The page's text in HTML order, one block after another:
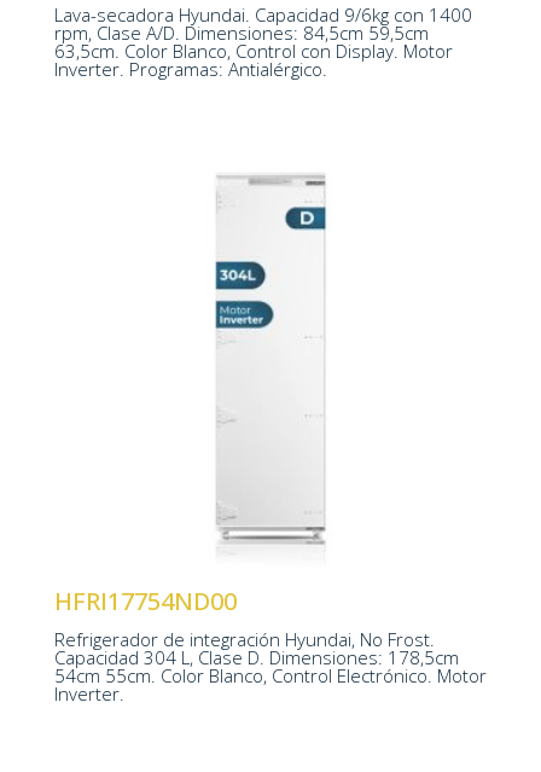
Lava-secadora Hyundai. Capacidad 9/6kg con 1400
rpm, Clase A/D. Dimensiones: 84,5cm 59,5cm
63,5cm. Color Blanco, Control con Display. Motor
Inverter. Programas: Antialérgico.
845 x 595 x 635 mm
HFRI17754ND00
Refrigerador de integración Hyundai, No Frost.
Capacidad 304 L, Clase D. Dimensiones: 178,5cm
54cm 55cm. Color Blanco, Control Electrónico. Motor
Inverter.
Ventilación Multi Air Flow
Motor Inverter
1785 x 540 x 550 mm